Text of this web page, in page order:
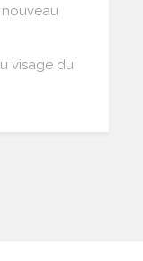
nouveau
visage du